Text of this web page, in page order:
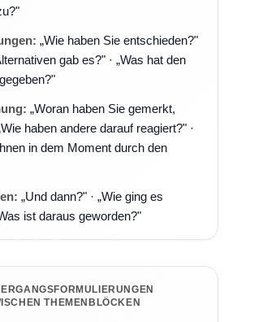
„Wie haben Sie entschieden?"
gab es?" · „Was hat den
„Woran haben Sie gemerkt,
haben andere darauf reagiert?" ·
in dem Moment durch den
„Und dann?" · „Wie ging es
ist daraus geworden?"
THEMENBLÖCKEN